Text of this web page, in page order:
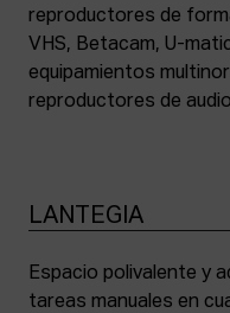
reproductores de
VHS, Betacam, U-
equipamientos
reproductores de
LANTEGIA
Espacio polivalente y
tareas manuales en